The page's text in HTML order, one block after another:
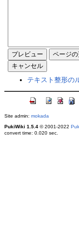
テキスト整形の
Site admin: mokada
PukiWiki 1.5.4© 2001-2022
convert time: 0.020 sec.